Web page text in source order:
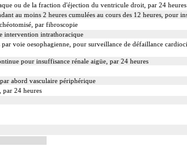
ou de la fraction d'éjection du ventricule droit, par 24 heures
au moins 2 heures cumulées au cours des 12 heures, pour
par fibroscopie
intervention intrathoracique
voie oesophagienne, pour surveillance de défaillance
pour insuffisance rénale aigüe, par 24 heures
abord vasculaire périphérique
par 24 heures